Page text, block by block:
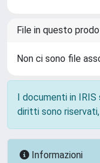
File in questo
Non ci sono file
I documenti in
diritti sono
Informazioni